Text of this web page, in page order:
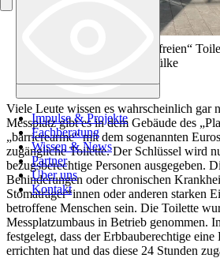
Impulse & Projekte
Fachberatung
Wissen & News
Partner
Über uns
Kontakt
Impulse & Projekte
Fachberatung
Wissen & News
Partner
Über uns
Kontakt
Warten vor der „barrierefreien“
Messplatz) Foto: M.Schülke
Viele Leute wissen es wahrscheinlich gar
Messplatz gibt es in dem Gebäude des
„barrierearme“ mit dem sogenannten
zugängliche Toilette. Der Schlüssel wird
bezugsberechtige Personen ausgegeben.
Behinderungen oder chronischen
Stomaträger*innen oder anderen starken
betroffene Menschen sein. Die Toilette
Messplatzumbaus in Betrieb genommen.
festgelegt, dass der Erbbauberechtige
errichten hat und das diese 24 Stunden